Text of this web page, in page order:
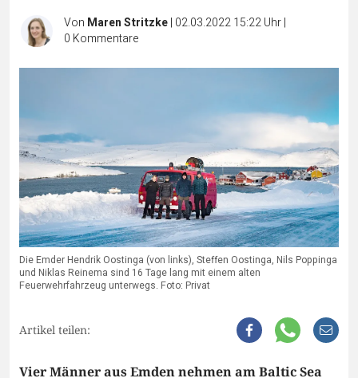
Von Maren Stritzke| 02.03.2022 15:22 Uhr|
0 Kommentare
Die Emder Hendrik Oostinga (von links), Steffen Oostinga, Nils Poppinga
und Niklas Reinema sind 16 Tage lang mit einem alten
Feuerwehrfahrzeug unterwegs. Foto: Privat
Artikel teilen:
Vier Männer aus Emden nehmen am Baltic Sea